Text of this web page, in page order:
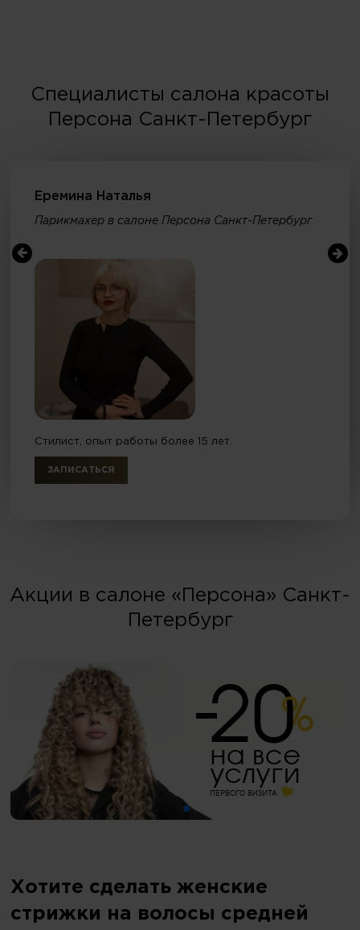
Специалисты салона красоты
Персона Санкт-Петербург
Еремина Наталья
Парикмахер в салоне Персона Санкт-Петербург
Стилист, опыт работы более 15 лет.
ЗАПИСАТЬСЯ
Акции в салоне «Персона» Санкт-
Петербург
Хотите сделать женские
стрижки на волосы средней